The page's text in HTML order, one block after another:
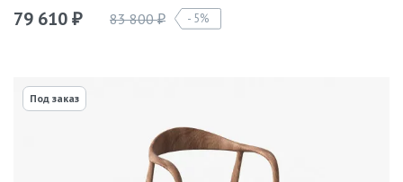
79 610 ₽ 83 800₽ 5%
Под заказ